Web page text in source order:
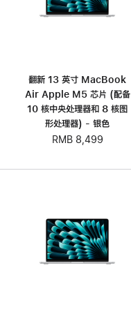
翻新 13 英寸 MacBook
Air Apple M5 芯片 (配备
10 核中央处理器和 8 核图
形处理器) - 银色
RMB 8,499